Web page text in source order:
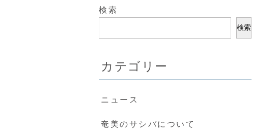
検索
検索
カテゴリー
ニュース
奄美のサシバについて